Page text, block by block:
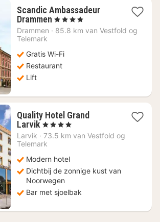
Scandic Ambassadeur
Drammen 1
nacht
74,28
, 4 Sterren
Drammen · 85.8 km van Vestfold og
Telemark
Gratis Wi-Fi
Restaurant
Lift
Quality Hotel Grand
Larvik 1
nacht
vanaf
148,01
, 4 Sterren
Larvik · 73.5 km van Vestfold og
Telemark
Modern hotel
Dichtbij de zonnige kust van
Noorwegen
Bar met sjoelbak